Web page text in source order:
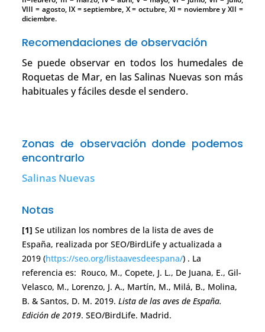
VIII = agosto, IX = septiembre, X = octubre, XI = noviembre y XII =
diciembre.
Recomendaciones de observación
Se puede observar en todos los humedales de
Roquetas de Mar, en las Salinas Nuevas son más
habituales y fáciles desde el sendero.
Zonas de observación donde podemos
encontrarlo
Salinas Nuevas
Notas
[1] Se utilizan los nombres de la lista de aves de
España, realizada por SEO/BirdLife y actualizada a
2019 (https://seo.org/listaavesdeespana/) . La
referencia es: Rouco, M., Copete, J. L., De Juana, E., Gil-
Velasco, M., Lorenzo, J. A., Martín, M., Milá, B., Molina,
B. & Santos, D. M. 2019.Lista de las aves de España.
Edición de 2019. SEO/BirdLife. Madrid.